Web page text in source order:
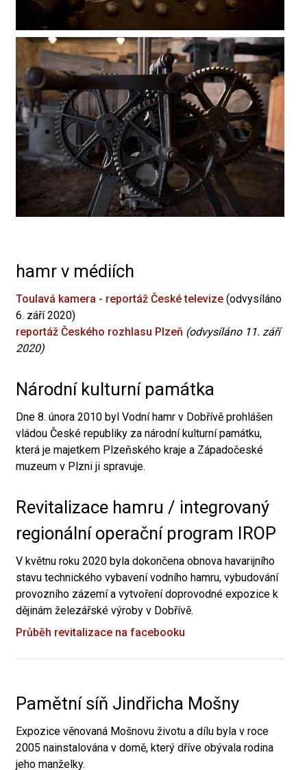
hamr v médiích
Toulavá kamera - reportáž České televize (odvysíláno
6. září 2020)
reportáž Českého rozhlasu Plzeň (odvysíláno 11. září
2020)
Národní kulturní památka
Dne 8. února 2010 byl Vodní hamr v Dobřívě prohlášen
vládou České republiky za národní kulturní památku,
která je majetkem Plzeňského kraje a Západočeské
muzeum v Plzni ji spravuje.
Revitalizace hamru / integrovaný
regionální operační program IROP
V květnu roku 2020 byla dokončena obnova havarijního
stavu technického vybavení vodního hamru, vybudování
provozního zázemí a vytvoření doprovodné expozice k
dějinám železářské výroby v Dobřívě.
Průběh revitalizace na facebooku
Pamětní síň Jindřicha Mošny
Expozice věnovaná Mošnovu životu a dílu byla v roce
2005 nainstalována v domě, který dříve obývala rodina
jeho manželky.